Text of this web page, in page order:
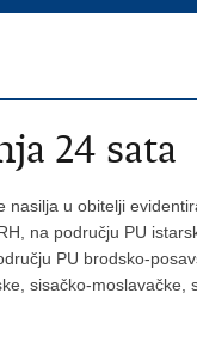
24 sata
nasilja u obitelji
na području PU
PU brodsko-
sisačko-moslavačke,